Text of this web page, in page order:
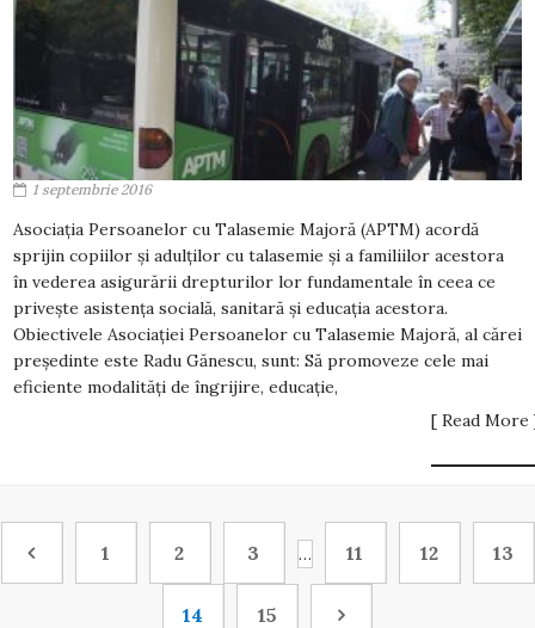
1 septembrie 2016
Asociația Persoanelor cu Talasemie Majoră (APTM) acordă
sprijin copiilor și adulților cu talasemie și a familiilor acestora
în vederea asigurării drepturilor lor fundamentale în ceea ce
privește asistența socială, sanitară și educația acestora.
Obiectivele Asociației Persoanelor cu Talasemie Majoră, al cărei
președinte este Radu Gănescu, sunt: Să promoveze cele mai
eficiente modalități de îngrijire, educație,
[ Read More
1 2 3 … 11 12 13
14 15